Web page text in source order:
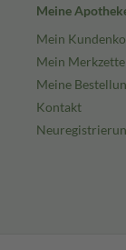
Meine
Mein
Mein
Meine
Kontakt